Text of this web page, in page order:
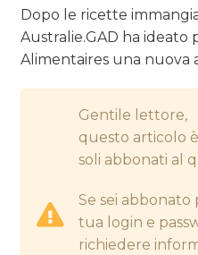
RADIO / AUDIO
DATI
Dopo le ricette
Australie.GAD ha ideato
Alimentaires una nuova
Gentile lettore,
questo articolo
soli abbonati al
Se sei
tua login e
richiedere